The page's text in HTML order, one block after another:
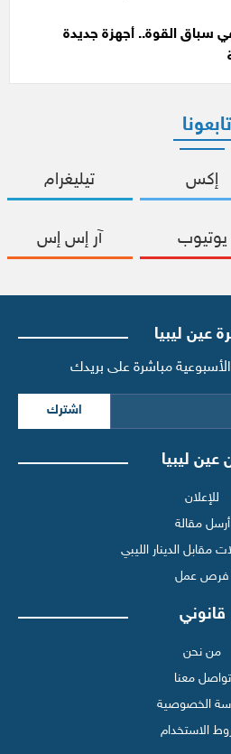
سباق القوة.. أجهزة جديدة
تابعونا
إكس تيليغرام
يوتيوب آر إس إس
عين ليبيا
مباشرة على بريدك
اشترك
عين ليبيا
للإعلان
أرسل مقالة
مقابل الدينار الليبي
فرص عمل
قانوني
من نحن
تواصل معنا
الخصوصية
الاستخدام